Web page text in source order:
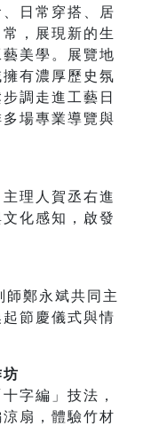
日常穿搭、居
，展現新的生
美學。展覽地
有濃厚歷史氛
調走進工藝日
場專業導覽與
理人賀丞右進
化感知，啟發
師鄭永斌共同主
節慶儀式與情
字編」技法，
扇，體驗竹材